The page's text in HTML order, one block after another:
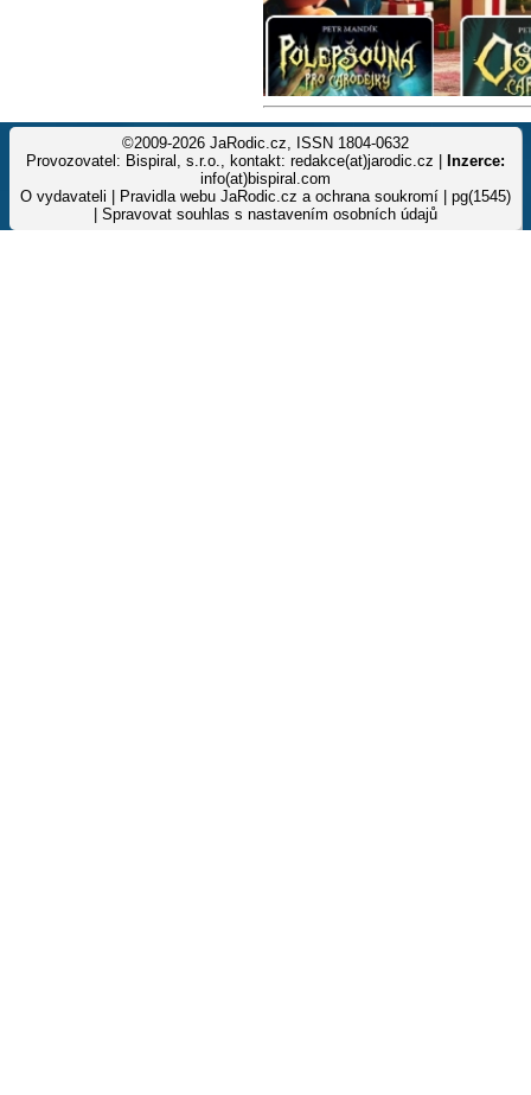
©2009-2026 JaRodic.cz, ISSN 1804-0632
Provozovatel: Bispiral, s.r.o., kontakt: redakce(at)jarodic.cz |
Inzerce:
info(at)bispiral.com
O vydavateli
Pravidla webu JaRodic.cz a ochrana soukromí | pg(1545)
Spravovat souhlas s nastavením osobních údajů